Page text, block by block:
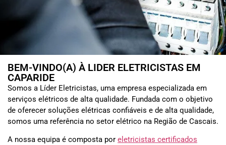
BEM-VINDO(A) À LIDER ELETRICISTAS EM
CAPARIDE
Somos a Líder Eletricistas, uma empresa especializada em
serviços elétricos de alta qualidade. Fundada com o objetivo
de oferecer soluções elétricas confiáveis e de alta qualidade,
somos uma referência no setor elétrico na Região de Cascais.
A nossa equipa é composta por eletricistas certificados